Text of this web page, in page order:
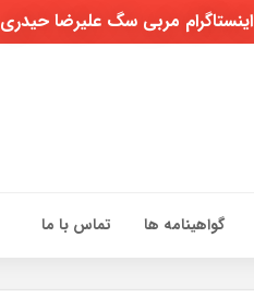
اینستاگرام مربی سگ علیرضا حیدری
گواهینامه ها تماس با ما